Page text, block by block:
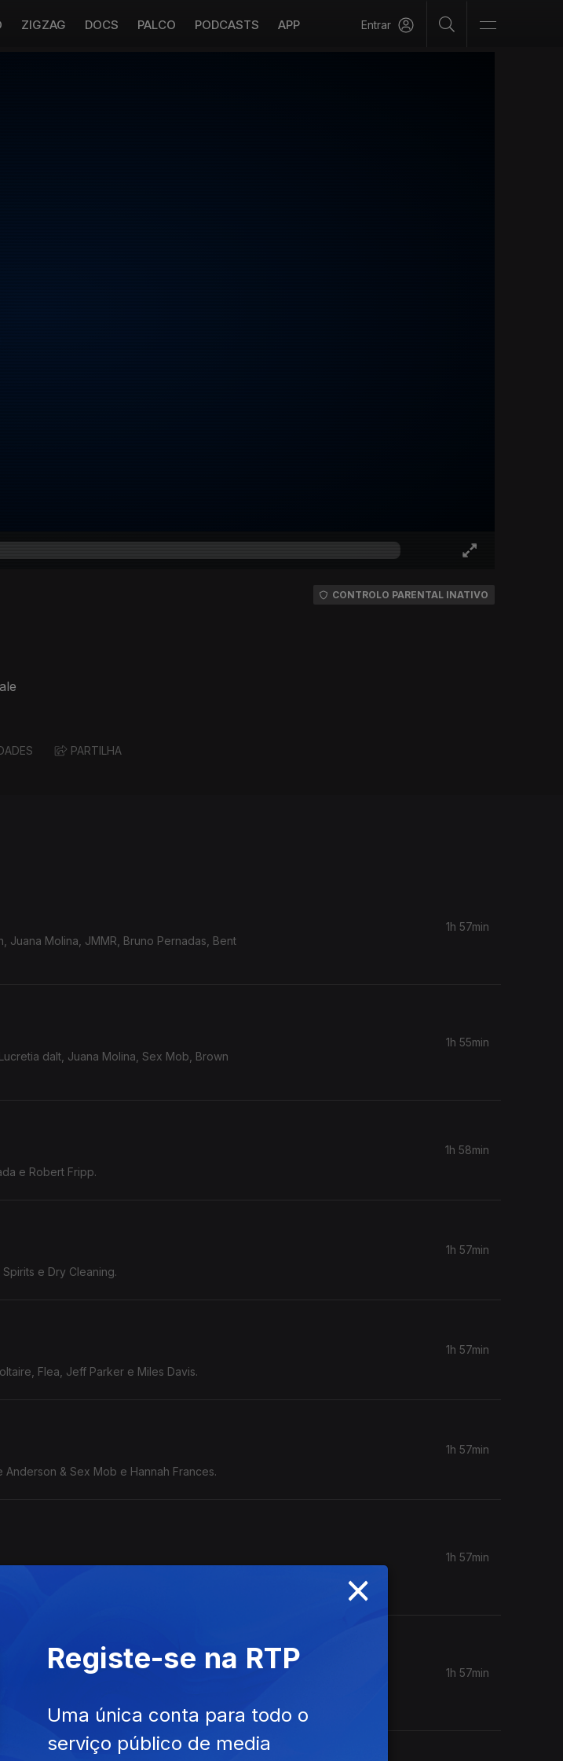
ZIGZAG DOCS PALCO PODCASTS APP Entrar
CONTROLO PARENTAL INATIVO
PARTILHA
Juana Molina, JMMR, Bruno Pernadas, Bent
1h 57min
dalt, Juana Molina, Sex Mob, Brown
1h 55min
e Robert Fripp.
1h 58min
e Dry Cleaning.
1h 57min
Flea, Jeff Parker e Miles Davis.
1h 57min
Anderson & Sex Mob e Hannah Frances.
1h 57min
Sound System, Polyrock, Sunn O`e The
1h 57min
Lopatin, Domotic, Juliana Barwick & Mary
Smith.
1h 57min
×
Registe-se na RTP
Uma única conta para todo o
serviço público de media